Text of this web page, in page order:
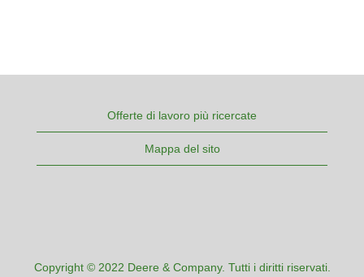
Offerte di lavoro più ricercate
Mappa del sito
Copyright © 2022 Deere & Company. Tutti i diritti riservati.